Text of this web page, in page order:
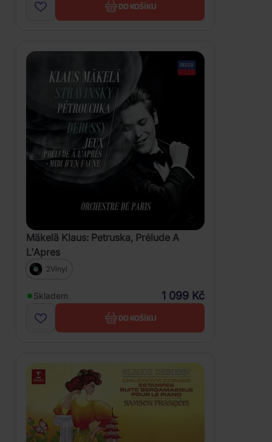
DO KOŠÍKU
Mäkelä Klaus: Petruska, Prélude A
L'Apres
2Vinyl
Skladem 1 099 Kč
DO KOŠÍKU